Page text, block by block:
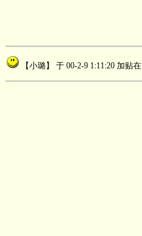
【小璐】 于 00-2-9 1:11:20 加贴在